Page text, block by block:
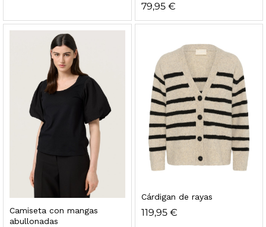
79,95 €
Camiseta con mangas
abullonadas
Cárdigan de rayas
119,95 €